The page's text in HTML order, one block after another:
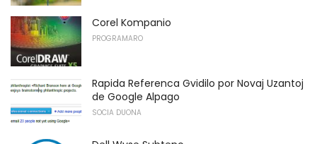
Corel Kompanio
PROGRAMARO
Rapida Referenca Gvidilo por Novaj Uzantoj
de Google Alpago
SOCIA DUONA